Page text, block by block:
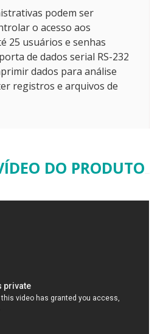
podem ser
o acesso aos
25 usuários e senhas
de dados serial RS-232
dados para análise
registros e arquivos de
DO PRODUTO